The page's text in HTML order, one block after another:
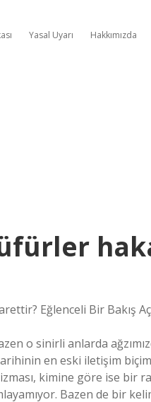
Yasal Uyarı Hakkımızda
Eğlenceli Bir Bakış
o sinirli anlarda
en eski iletişim
kimine göre ise bir
Bazen de bir